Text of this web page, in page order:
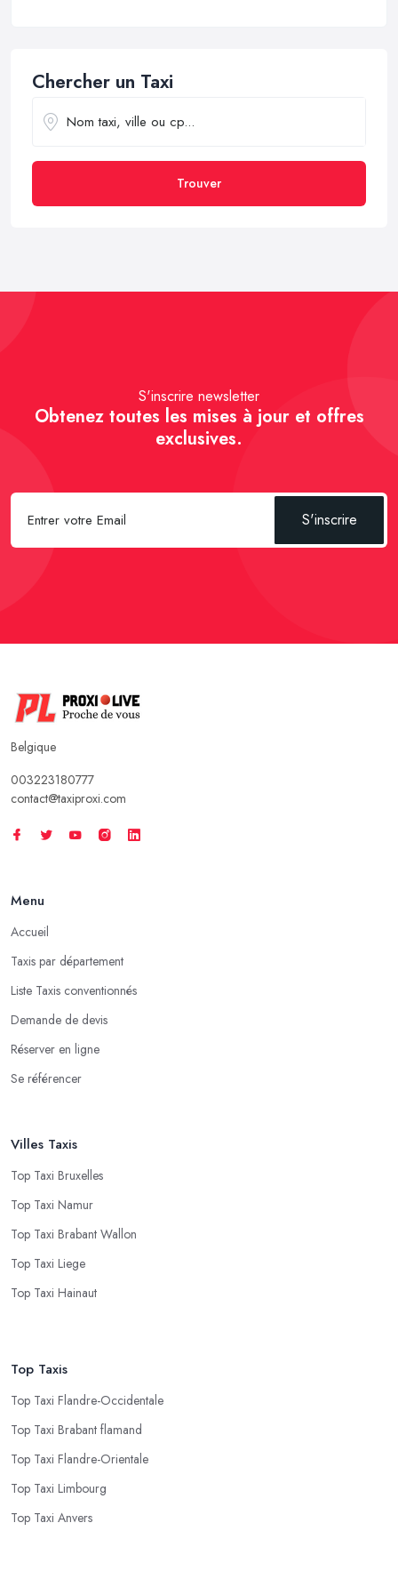
Chercher un Taxi
Trouver
S'inscrire newsletter
Obtenez toutes les mises à jour et offres
exclusives.
S'inscrire
Belgique
003223180777
contact@taxiproxi.com
Menu
Accueil
Taxis par département
Liste Taxis conventionnés
Demande de devis
Réserver en ligne
Se référencer
Villes Taxis
Top Taxi Bruxelles
Top Taxi Namur
Top Taxi Brabant Wallon
Top Taxi Liege
Top Taxi Hainaut
Top Taxis
Top Taxi Flandre-Occidentale
Top Taxi Brabant flamand
Top Taxi Flandre-Orientale
Top Taxi Limbourg
Top Taxi Anvers